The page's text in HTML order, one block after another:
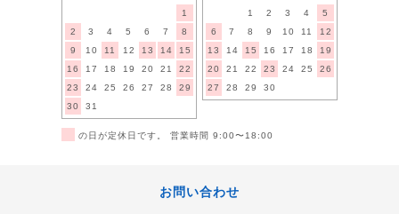
1
2
3 4 5 6 7
8
9
10 11 12 13 14
15
16
17 18 19 20 21
22
23
24 25 26 27 28
29
30
31
1
2 3 4
5
6
7 8 9 10 11
12
13
14 15 16 17 18
19
20
21 22 23 24 25
26
27
28 29 30
の日が定休日です。 営業時間 9:00〜18:00
お問い合わせ